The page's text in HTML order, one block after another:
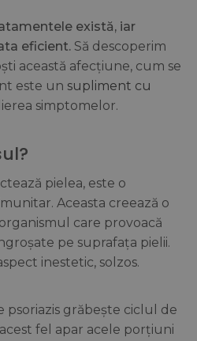
există, iar
eficient. Să descoperim
această afecțiune, cum se
este un supliment cu
simptomelor.
pielea, este o
Aceasta creează o
care provoacă
pe suprafața pielii.
inestetic, solzos.
psoriazis grăbește ciclul de
fel apar acele porțiuni